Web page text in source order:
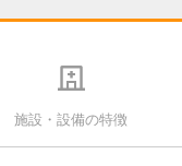
施設・設備の特徴